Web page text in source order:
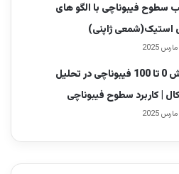
سطوح فیبوناچی با الگو های
استیک(شمعی ژاپنی)
آموزش 0 تا 100 فیبوناچی در تحلیل
| کاربرد سطوح فیبوناچی